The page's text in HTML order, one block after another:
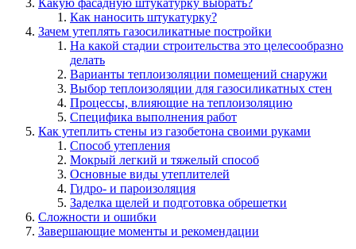
Как наносить штукатурку?
Зачем утеплять газосиликатные постройки
На какой стадии строительства это целесообразно
делать
Варианты теплоизоляции помещений снаружи
Выбор теплоизоляции для газосиликатных стен
Процессы, влияющие на теплоизоляцию
Специфика выполнения работ
Как утеплить стены из газобетона своими руками
Способ утепления
Мокрый легкий и тяжелый способ
Основные виды утеплителей
Гидро- и пароизоляция
Заделка щелей и подготовка обрешетки
Сложности и ошибки
Завершающие моменты и рекомендации